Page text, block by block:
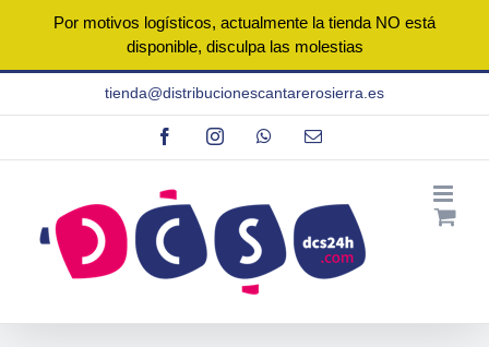
Por motivos logísticos, actualmente la tienda NO está
disponible, disculpa las molestias
al
tienda@distribucionescantarerosierra.es
FacebookInstagramWhatsAppCorreo